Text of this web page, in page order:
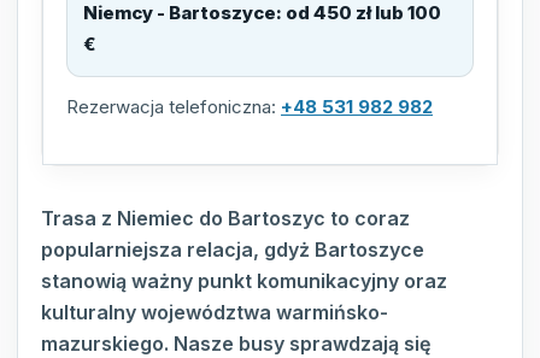
Niemcy - Bartoszyce: od 450 zł lub 100
€
Rezerwacja telefoniczna: +48 531 982 982
Trasa z Niemiec do Bartoszyc to coraz
popularniejsza relacja, gdyż Bartoszyce
stanowią ważny punkt komunikacyjny oraz
kulturalny województwa warmińsko-
mazurskiego. Nasze busy sprawdzają się